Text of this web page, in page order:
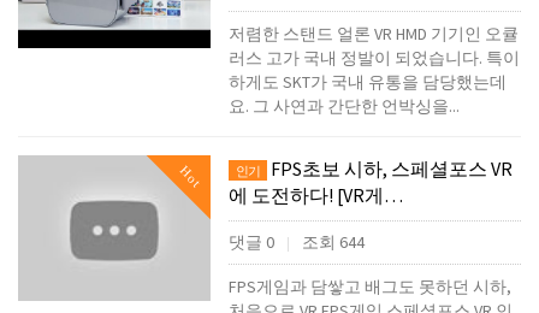
저렴한 스탠드 얼론 VR HMD 기기인 오큘
러스 고가 국내 정발이 되었습니다. 특이
하게도 SKT가 국내 유통을 담당했는데
요. 그 사연과 간단한 언박싱을...
Hot 인기
FPS초보 시하, 스페셜포스 VR
에 도전하다! [VR게…
댓글 0 조회 644
FPS게임과 담쌓고 배그도 못하던 시하,